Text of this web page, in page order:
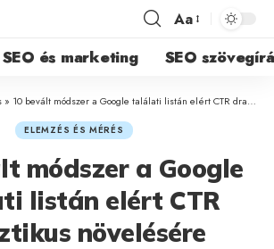
Aa
SEO és marketing SEO
» 10 bevált módszer a Google találati listán elért CTR drasztikus növelésére
ELEMZÉS ÉS MÉRÉS
módszer a Google
listán elért CTR
növelésére